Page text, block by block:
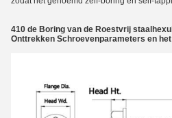
410 de Boring van de Roestvrij
Onttrekken Schroevenparameters en